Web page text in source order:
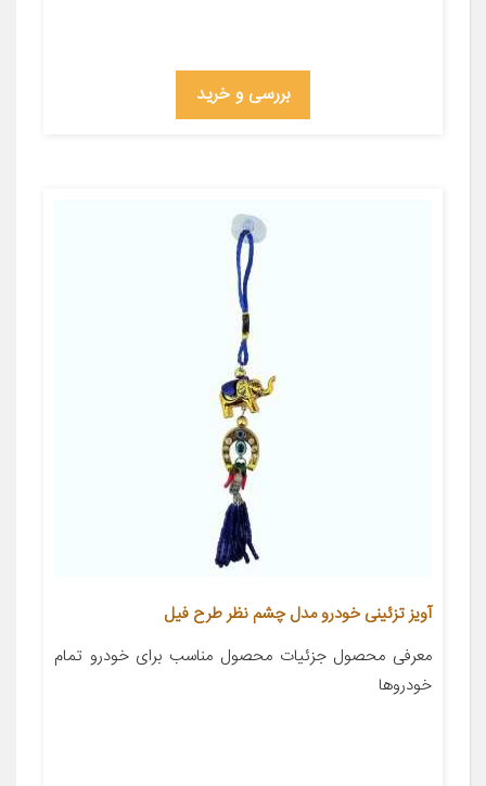
بررسی و خرید
آویز تزئینی خودرو مدل چشم نظر طرح فیل
معرفی محصول جزئیات محصول مناسب برای خودرو تمام
خودروها